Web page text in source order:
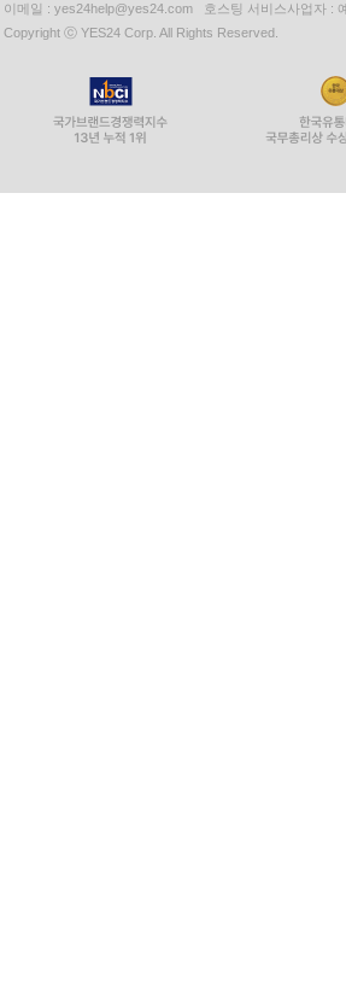
이메일 : yes24help@yes24.com 호스팅 서비스사업자 :
Copyright ⓒ YES24 Corp. All Rights Reserved.